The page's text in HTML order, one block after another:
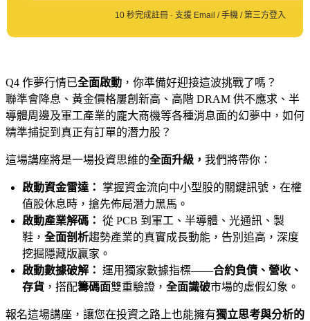
10 秒完成註冊 · 支援 Email / 手機 / 第三方登入
Q4 作夢行情已全面啟動 ，你準備好迎接這波挑戰了嗎？
聯準會降息、黃金價格屢創新高、高階 DRAM 供不應求、半
導體周邊及軍工產業的龐大商機等各種消息面的幻夢中，如何
精準捕捉到真正有訂單的潛力股？
這場講座將是一場投資思維的全面升級， 我們將帶你：
啟動資金雷達：
掌握資金流向中小型股的關鍵訊號，在權
值股休息時，搶先佈局潛力黑馬。
啟動產業解碼： 從 PCB 到軍工、半導體、光通訊、製
鞋， 全面剖析趨勢產業的真實成長動能，告別追高，深度
挖掘隱藏版贏家。
啟動數據破解： 運用獨家數據指標——合約負債、營收、
存貨 ，搭配籌碼面雙重驗證， 全面識破市場的虛假幻象。
報名這場講座，讓您在投資之路上也能擁有獨立思考與分析的